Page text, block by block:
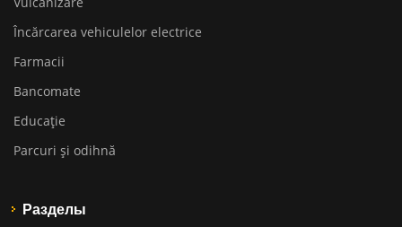
Încărcarea vehiculelor electrice
Farmacii
Bancomate
Educaţie
Parcuri și odihnă
Разделы